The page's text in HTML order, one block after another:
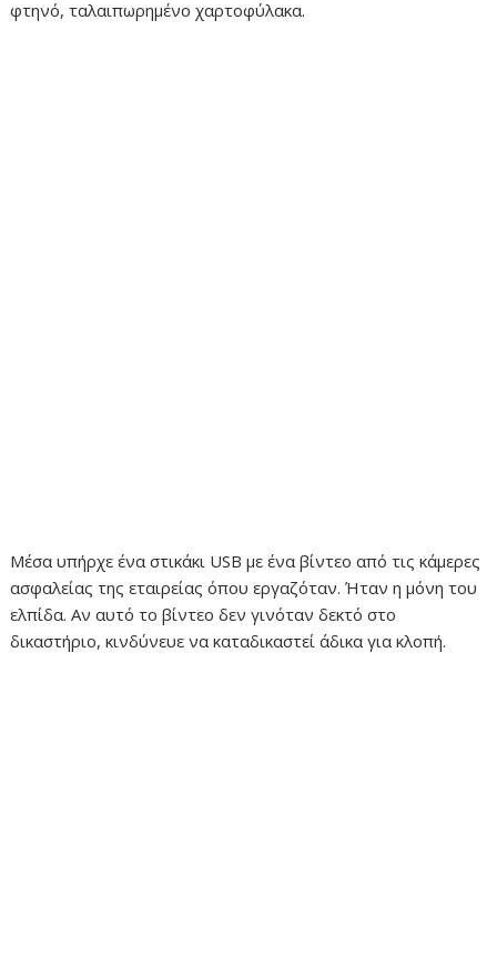
φτηνό, ταλαιπωρημένο χαρτοφύλακα.
Μέσα υπήρχε ένα στικάκι USB με ένα βίντεο από τις κάμερες
ασφαλείας της εταιρείας όπου εργαζόταν. Ήταν η μόνη του
ελπίδα. Αν αυτό το βίντεο δεν γινόταν δεκτό στο
δικαστήριο, κινδύνευε να καταδικαστεί άδικα για κλοπή.